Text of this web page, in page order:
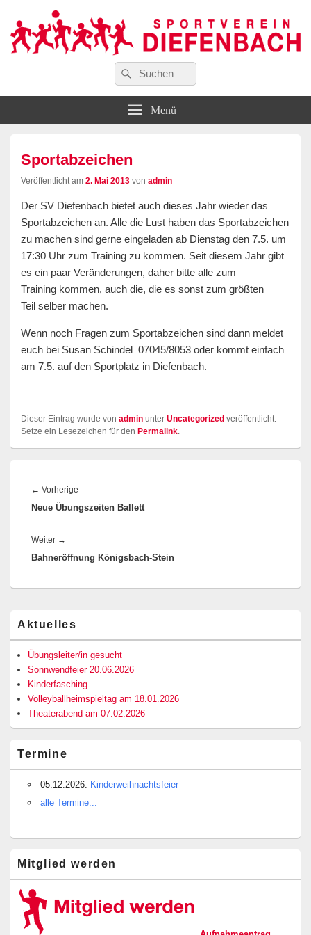
Sportverein Diefenbach e. V.
Suchen
nach:
Suchen
Menü
Sportabzeichen
Veröffentlicht am 2. Mai 2013 von admin
Der SV Diefenbach bietet auch dieses Jahr wieder das
Sportabzeichen an. Alle die Lust haben das Sportabzeichen
zu machen sind gerne eingeladen ab Dienstag den 7.5. um
17:30 Uhr zum Training zu kommen. Seit diesem Jahr gibt
es ein paar Veränderungen, daher bitte alle zum
Training kommen, auch die, die es sonst zum größten
Teil selber machen.
Wenn noch Fragen zum Sportabzeichen sind dann meldet
euch bei Susan Schindel 07045/8053 oder kommt einfach
am 7.5. auf den Sportplatz in Diefenbach.
Dieser Eintrag wurde von admin unter Uncategorized veröffentlicht.
Setze ein Lesezeichen für den Permalink
← Vorherige
Beitrag:
Neue Übungszeiten Ballett
Weiter →
Beitrag:
Bahneröffnung Königsbach-Stein
Seitenleisten-
Widgetbereich
Aktuelles
Übungsleiter/in gesucht
Sonnwendfeier 20.06.2026
Kinderfasching
Volleyballheimspieltag am 18.01.2026
Theaterabend am 07.02.2026
Termine
05.12.2026: Kinderweihnachtsfeier
alle Termine...
Mitglied werden